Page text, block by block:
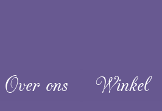
Over ons Winkel